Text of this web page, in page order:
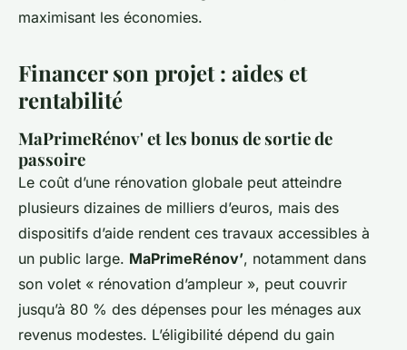
maximisant les économies.
Financer son projet : aides et
rentabilité
MaPrimeRénov' et les bonus de sortie de
passoire
Le coût d’une rénovation globale peut atteindre
plusieurs dizaines de milliers d’euros, mais des
dispositifs d’aide rendent ces travaux accessibles à
un public large. MaPrimeRénov’, notamment dans
son volet « rénovation d’ampleur », peut couvrir
jusqu’à 80 % des dépenses pour les ménages aux
revenus modestes. L’éligibilité dépend du gain